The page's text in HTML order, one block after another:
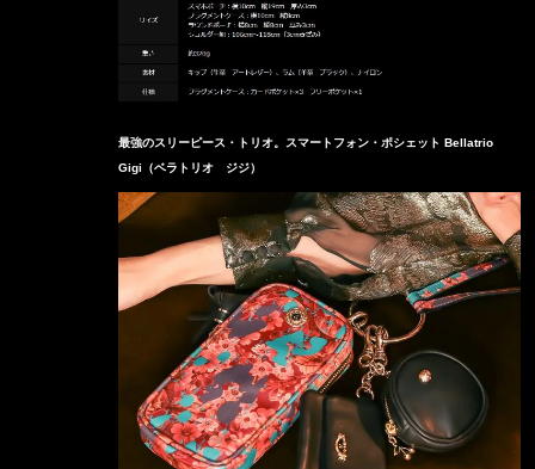
最強のスリーピース・トリオ。スマートフォン・ポシェット Bellatrio
Gigi（ベラトリオ ジジ）